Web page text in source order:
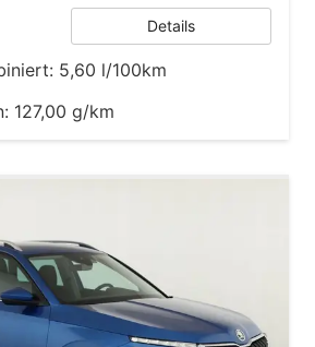
Details
5,60 l/100km
127,00 g/km